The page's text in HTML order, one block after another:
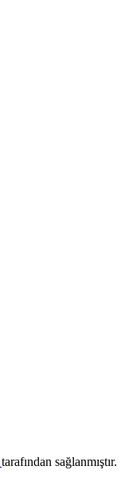
tarafından sağlanmıştır.